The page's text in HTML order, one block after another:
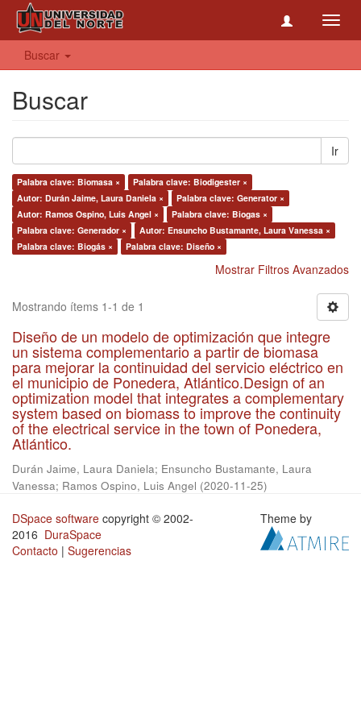
Buscar
Buscar
Ir
Palabra clave: Biomasa ×
Palabra clave: Biodigester ×
Autor: Durán Jaime, Laura Daniela ×
Palabra clave: Generator ×
Autor: Ramos Ospino, Luis Angel ×
Palabra clave: Biogas ×
Palabra clave: Generador ×
Autor: Ensuncho Bustamante, Laura Vanessa ×
Palabra clave: Biogás ×
Palabra clave: Diseño ×
Mostrar Filtros Avanzados
Mostrando ítems 1-1 de 1
Diseño de un modelo de optimización que integre
un sistema complementario a partir de biomasa
para mejorar la continuidad del servicio eléctrico en
el municipio de Ponedera, Atlántico.Design of an
optimization model that integrates a complementary
system based on biomass to improve the continuity
of the electrical service in the town of Ponedera,
Atlántico.
Durán Jaime, Laura Daniela; Ensuncho Bustamante, Laura
Vanessa; Ramos Ospino, Luis Angel (2020-11-25)
DSpace software copyright © 2002-
2016 DuraSpace
Contacto | Sugerencias
Theme by